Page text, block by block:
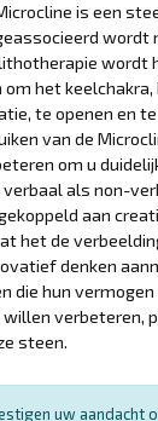
is een
wordt
wordt
het
te openen en
van de
om u
als non-
aan
het de
denken
die hun
willen verbeteren,
steen.
uw aandacht